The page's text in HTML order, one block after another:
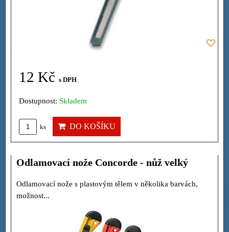
12 Kč s DPH
Dostupnost: Skladem
ks DO KOŠÍKU
Odlamovací nože Concorde - nůž velký
Odlamovací nože s plastovým tělem v několika barvách,
možnost...